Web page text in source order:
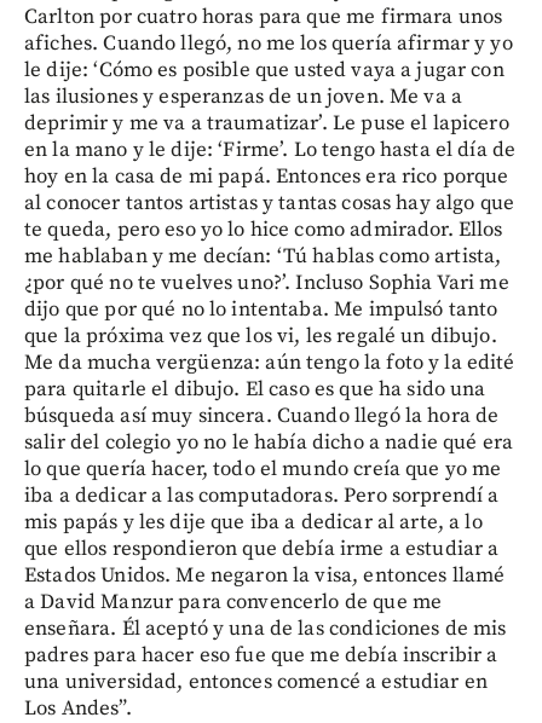
Carlton por cuatro horas para que me firmara unos
afiches. Cuando llegó, no me los quería afirmar y yo
le dije: ‘Cómo es posible que usted vaya a jugar con
las ilusiones y esperanzas de un joven. Me va a
deprimir y me va a traumatizar’. Le puse el lapicero
en la mano y le dije: ‘Firme’. Lo tengo hasta el día de
hoy en la casa de mi papá. Entonces era rico porque
al conocer tantos artistas y tantas cosas hay algo que
te queda, pero eso yo lo hice como admirador. Ellos
me hablaban y me decían: ‘Tú hablas como artista,
¿por qué no te vuelves uno?’. Incluso Sophia Vari me
dijo que por qué no lo intentaba. Me impulsó tanto
que la próxima vez que los vi, les regalé un dibujo.
Me da mucha vergüenza: aún tengo la foto y la edité
para quitarle el dibujo. El caso es que ha sido una
búsqueda así muy sincera. Cuando llegó la hora de
salir del colegio yo no le había dicho a nadie qué era
lo que quería hacer, todo el mundo creía que yo me
iba a dedicar a las computadoras. Pero sorprendí a
mis papás y les dije que iba a dedicar al arte, a lo
que ellos respondieron que debía irme a estudiar a
Estados Unidos. Me negaron la visa, entonces llamé
a David Manzur para convencerlo de que me
enseñara. Él aceptó y una de las condiciones de mis
padres para hacer eso fue que me debía inscribir a
una universidad, entonces comencé a estudiar en
Los Andes”.